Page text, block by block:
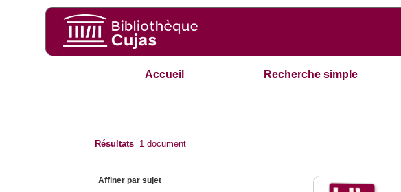
Accueil Recherche simple
Résultats 1 document
Affiner par sujet